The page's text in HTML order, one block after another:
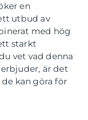
en
utbud av
med hög
starkt
vet vad denna
är det
kan göra för